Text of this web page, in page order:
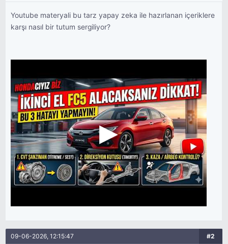
Youtube materyali bu tarz yapay zeka ile hazırlanan içeriklere
karşı nasıl bir tutum sergiliyor?
09-06-2026, 12:15:47 #2